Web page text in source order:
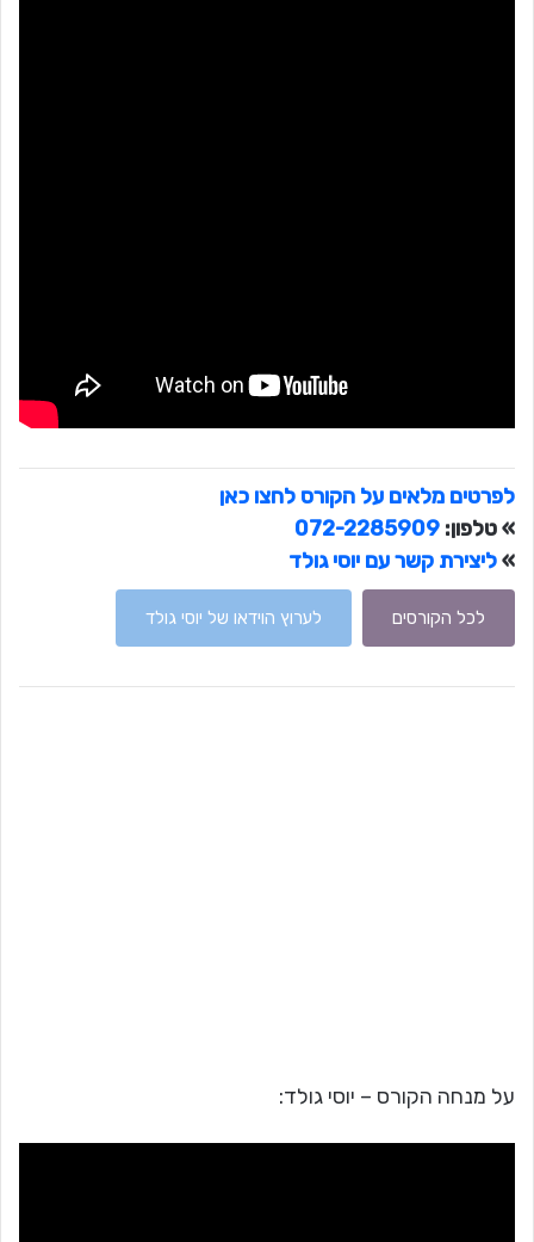
לפרטים מלאים על הקורס לחצו כאן
» טלפון: 072-2285909
»ליצירת קשר עם יוסי גולד
לכל הקורסים לערוץ הוידאו של יוסי גולד
על מנחה הקורס – יוסי גולד: